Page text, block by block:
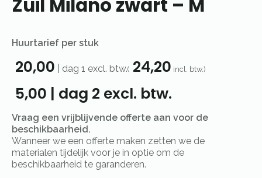
Zuil Milano zwart – M
Huurtarief per stuk
20,00 dag 1 excl. btw.( 24,20 incl. btw.)
5,00 | dag 2 excl. btw.
Vraag een vrijblijvende offerte aan voor de
beschikbaarheid.
Wanneer we een offerte maken zetten we de
materialen tijdelijk voor je in optie om de
beschikbaarheid te garanderen.